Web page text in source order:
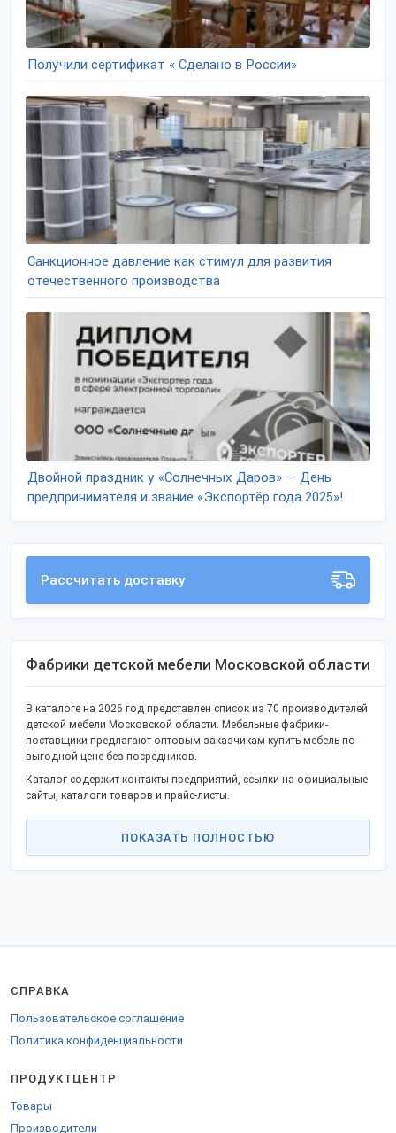
Получили сертификат « Сделано в России»
Санкционное давление как стимул для развития
отечественного производства
Двойной праздник у «Солнечных Даров» — День
предпринимателя и звание «Экспортёр года 2025»!
Рассчитать доставку
Фабрики детской мебели Московской области
В каталоге на 2026 год представлен список из 70 производителей
детской мебели Московской области. Мебельные фабрики-
поставщики предлагают оптовым заказчикам купить мебель по
выгодной цене без посредников.
Каталог содержит контакты предприятий, ссылки на официальные
сайты, каталоги товаров и прайс-листы.
Мебель в регионы России поставляют мебельные фабрики из
Москвы, Люберец, Красногорска, Королева и пр.
Мебельная фабрика «Полосатая Лошадка» предлагает на рынок
детскую мебель из массива дерева (кровати, игровые комплексы,
Список другой продукции, характеристики моделей мебели и
выставке.
Производство из сертифицированных материалов,
производства.
Производители приглашают к сотрудничеству оптовых
ПОКАЗАТЬ ПОЛНОСТЬЮ
СПРАВКА
Пользовательское соглашение
Политика конфиденциальности
ПРОДУКТЦЕНТР
Товары
Производители